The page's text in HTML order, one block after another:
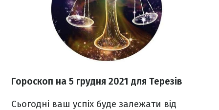
Гороскоп на 5 грудня 2021 для Терезів
Сьогодні ваш успіх буде залежати від